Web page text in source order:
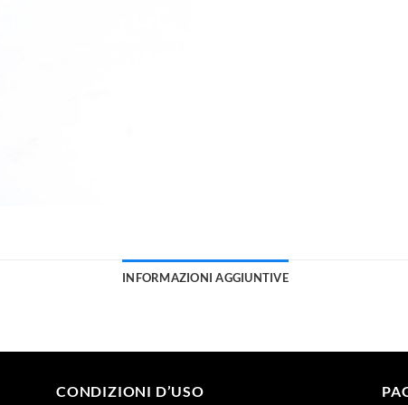
INFORMAZIONI AGGIUNTIVE
CONDIZIONI D’USO